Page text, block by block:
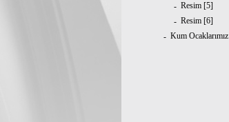
- Resim [5]
- Resim [6]
- Kum Ocaklarımız